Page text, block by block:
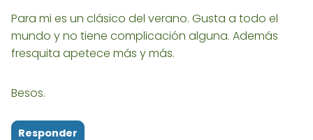
Para mi es un clásico del verano. Gusta a todo el
mundo y no tiene complicación alguna. Además
fresquita apetece más y más.
Besos.
Responder